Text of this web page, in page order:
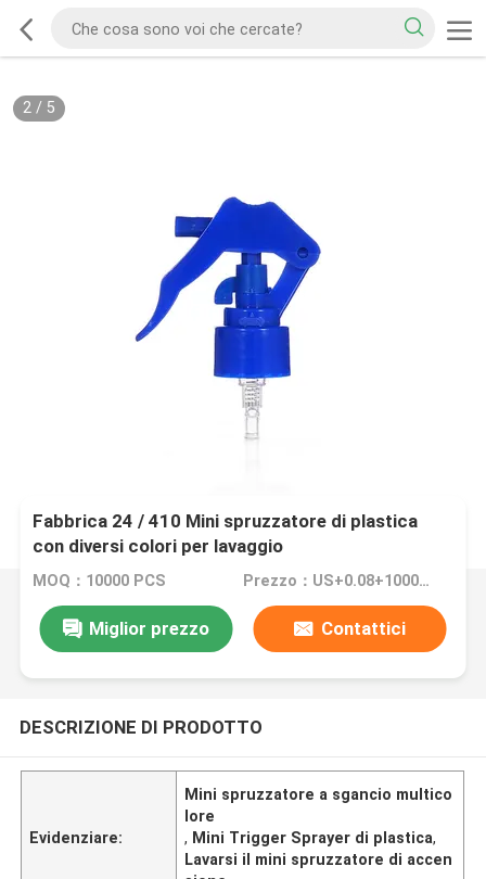
2/ 5
Fabbrica 24 / 410 Mini spruzzatore di plastica
con diversi colori per lavaggio
MOQ：10000 PCS Prezzo：US+0.08+10000pcs
Miglior prezzo Contattici
DESCRIZIONE DI PRODOTTO
Evidenziare:
Mini spruzzatore a sgancio multico
lore
, Mini Trigger Sprayer di plastica,
Lavarsi il mini spruzzatore di accen